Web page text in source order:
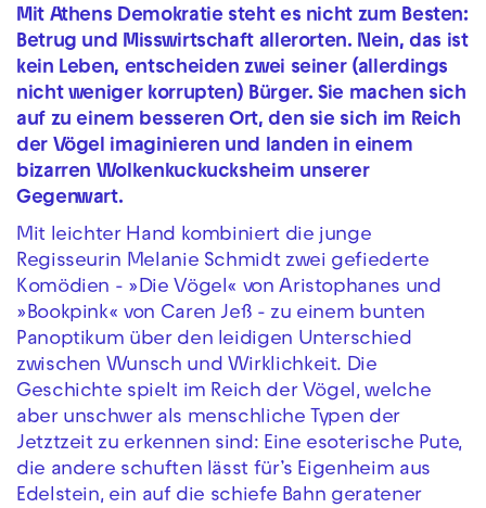
Mit Athens Demokratie steht es nicht zum Besten:
Betrug und Misswirtschaft allerorten. Nein, das ist
kein Leben, entscheiden zwei seiner (allerdings
nicht weniger korrupten) Bürger. Sie machen sich
auf zu einem besseren Ort, den sie sich im Reich
der Vögel imaginieren und landen in einem
bizarren Wolkenkuckucksheim unserer
Gegenwart.
Mit leichter Hand kombiniert die junge
Regisseurin Melanie Schmidt zwei gefiederte
Komödien - »Die Vögel« von Aristophanes und
»Bookpink« von Caren Jeß - zu einem bunten
Panoptikum über den leidigen Unterschied
zwischen Wunsch und Wirklichkeit. Die
Geschichte spielt im Reich der Vögel, welche
aber unschwer als menschliche Typen der
Jetztzeit zu erkennen sind: Eine esoterische Pute,
die andere schuften lässt für’s Eigenheim aus
Edelstein, ein auf die schiefe Bahn geratener